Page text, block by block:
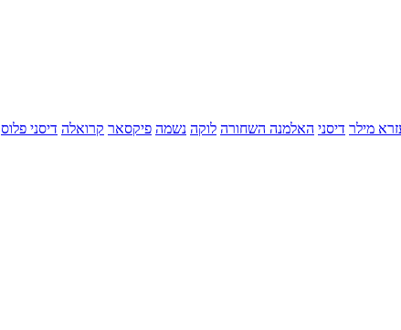
מילר דיסני האלמנה השחורה לוקה נשמה פיקסאר קרואלה דיסני פלוס